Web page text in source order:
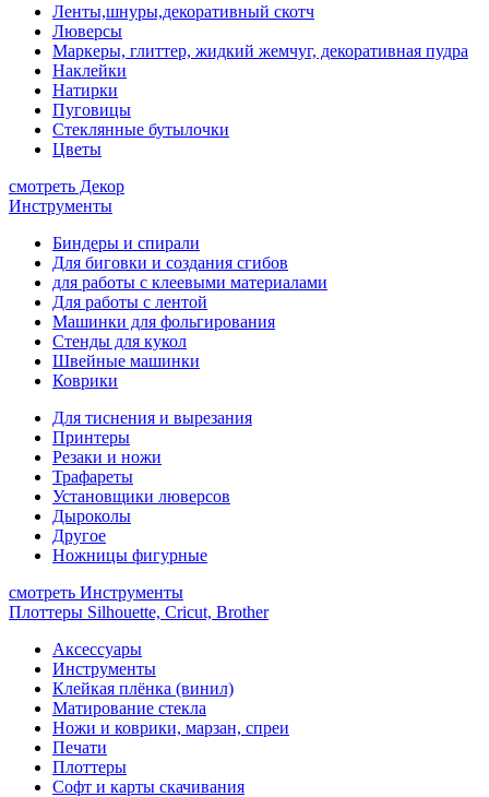
Ленты,шнуры,декоративный скотч
Люверсы
Маркеры, глиттер, жидкий жемчуг, декоративная пудра
Наклейки
Натирки
Пуговицы
Стеклянные бутылочки
Цветы
смотреть Декор
Инструменты
Биндеры и спирали
Для биговки и создания сгибов
для работы с клеевыми материалами
Для работы с лентой
Машинки для фольгирования
Стенды для кукол
Швейные машинки
Коврики
Для тиснения и вырезания
Принтеры
Резаки и ножи
Трафареты
Установщики люверсов
Дыроколы
Другое
Ножницы фигурные
смотреть Инструменты
Плоттеры Silhouette, Cricut, Brother
Аксессуары
Инструменты
Клейкая плёнка (винил)
Матирование стекла
Ножи и коврики, марзан, спреи
Печати
Плоттеры
Софт и карты скачивания